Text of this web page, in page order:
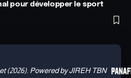
pour développer le sport
(2026). Powered by JIREH TBN